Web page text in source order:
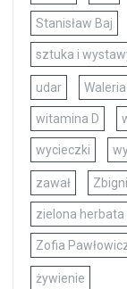
Stanisław Baj
sztuka i
udar
witamina D
wycieczki
zawał
zielona herbata
Zofia
żywienie